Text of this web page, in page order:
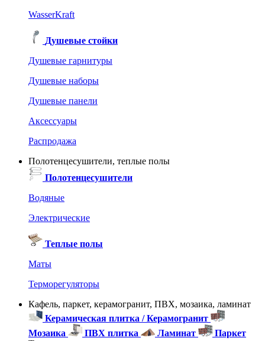
WasserKraft
Душевые стойки
Душевые гарнитуры
Душевые наборы
Душевые панели
Аксессуары
Распродажа
Полотенцесушители, теплые полы
Полотенцесушители
Водяные
Электрические
Теплые полы
Маты
Терморегуляторы
Кафель, паркет, керамогранит, ПВХ, мозаика, ламинат
Керамическая плитка / Керамогранит
Мозаика
ПВХ плитка Ламинат
Паркет